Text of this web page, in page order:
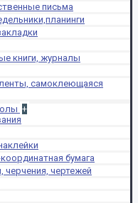
письма
книги, журналы
самоклеющаяся
+
бумага
черчения, чертежей